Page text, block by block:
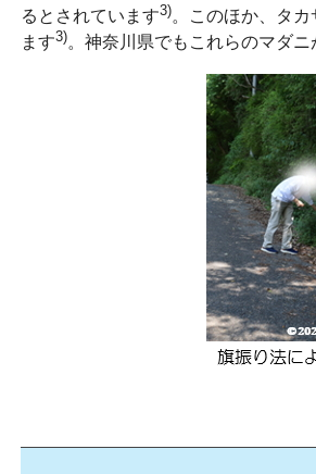
るとされています3)。このほか、タ
ます3)。神奈川県でもこれらのマダニ